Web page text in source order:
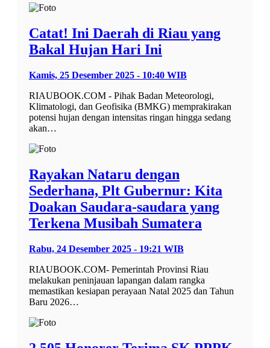
Catat! Ini Daerah di Riau yang
Bakal Hujan Hari Ini
Kamis, 25 Desember 2025 - 10:40 WIB
RIAUBOOK.COM - Pihak Badan Meteorologi,
Klimatologi, dan Geofisika (BMKG) memprakirakan
potensi hujan dengan intensitas ringan hingga sedang
akan…
Rayakan Nataru dengan
Sederhana, Plt Gubernur: Kita
Doakan Saudara-saudara yang
Terkena Musibah Sumatera
Rabu, 24 Desember 2025 - 19:21 WIB
RIAUBOOK.COM- Pemerintah Provinsi Riau
melakukan peninjauan lapangan dalam rangka
memastikan kesiapan perayaan Natal 2025 dan Tahun
Baru 2026…